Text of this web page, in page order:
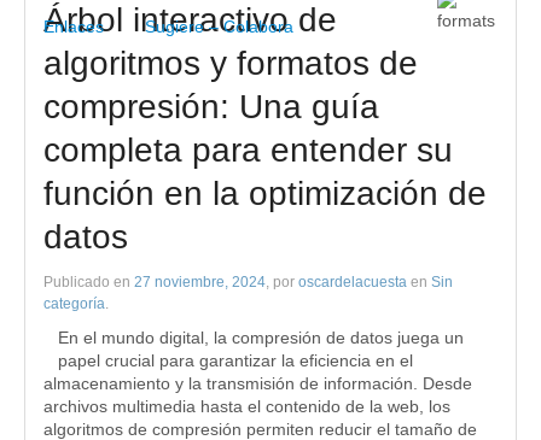
Enlaces Sugiere – Colabora
Árbol interactivo de
algoritmos y formatos de
compresión: Una guía
completa para entender su
función en la optimización de
datos
Publicado en 27 noviembre, 2024, por oscardelacuesta en Sin
categoría.
En el mundo digital, la compresión de datos juega un
papel crucial para garantizar la eficiencia en el
almacenamiento y la transmisión de información. Desde
archivos multimedia hasta el contenido de la web, los
algoritmos de compresión permiten reducir el tamaño de